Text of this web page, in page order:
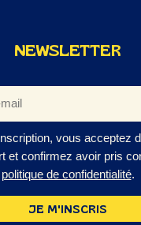
NEWSLETTER
vous acceptez
et confirmez avoir pris
politique de confidentialité.